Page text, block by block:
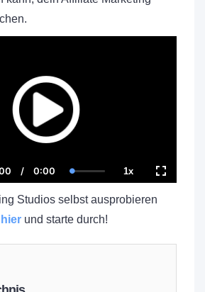
Current
Time
/ Duration
0:00 Loaded:
0.00%
1xPlayback
Rate
Studios selbst ausprobieren
und starte durch!